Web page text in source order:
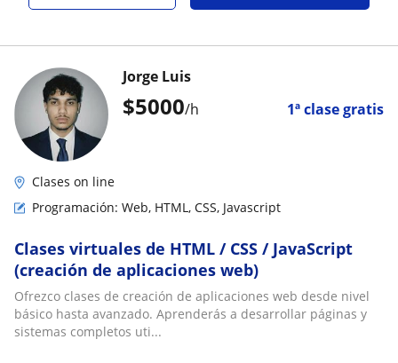
$5000/h 1ª clase gratis
Jorge Luis
Clases on line
Programación: Web, HTML, CSS, Javascript
Clases virtuales de HTML / CSS / JavaScript
(creación de aplicaciones web)
Ofrezco clases de creación de aplicaciones web desde nivel
básico hasta avanzado. Aprenderás a desarrollar páginas y
sistemas completos uti...